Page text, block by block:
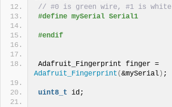
// #0 is green wire, #1 is white
#define mySerial Serial1
#endif
Adafruit_Fingerprint (&mySerial ) ;
uint8_t id;